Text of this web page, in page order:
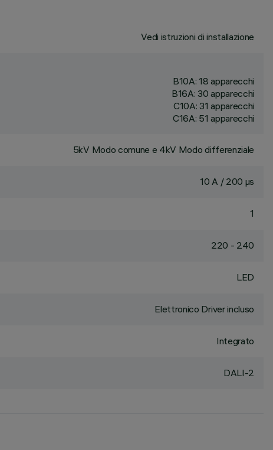
Vedi istruzioni di installazione
B10A: 18 apparecchi
B16A: 30 apparecchi
C10A: 31 apparecchi
C16A: 51 apparecchi
5kV Modo comune e 4kV Modo differenziale
10 A / 200 µs
1
220 - 240
LED
Elettronico Driver incluso
Integrato
DALI-2